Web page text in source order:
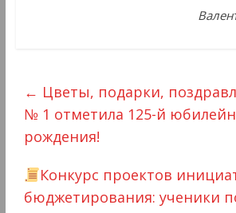
← Цветы, подарки,
№ 1 отметила 125-й
рождения!
Конкурс проектов
бюджетирования: ученики